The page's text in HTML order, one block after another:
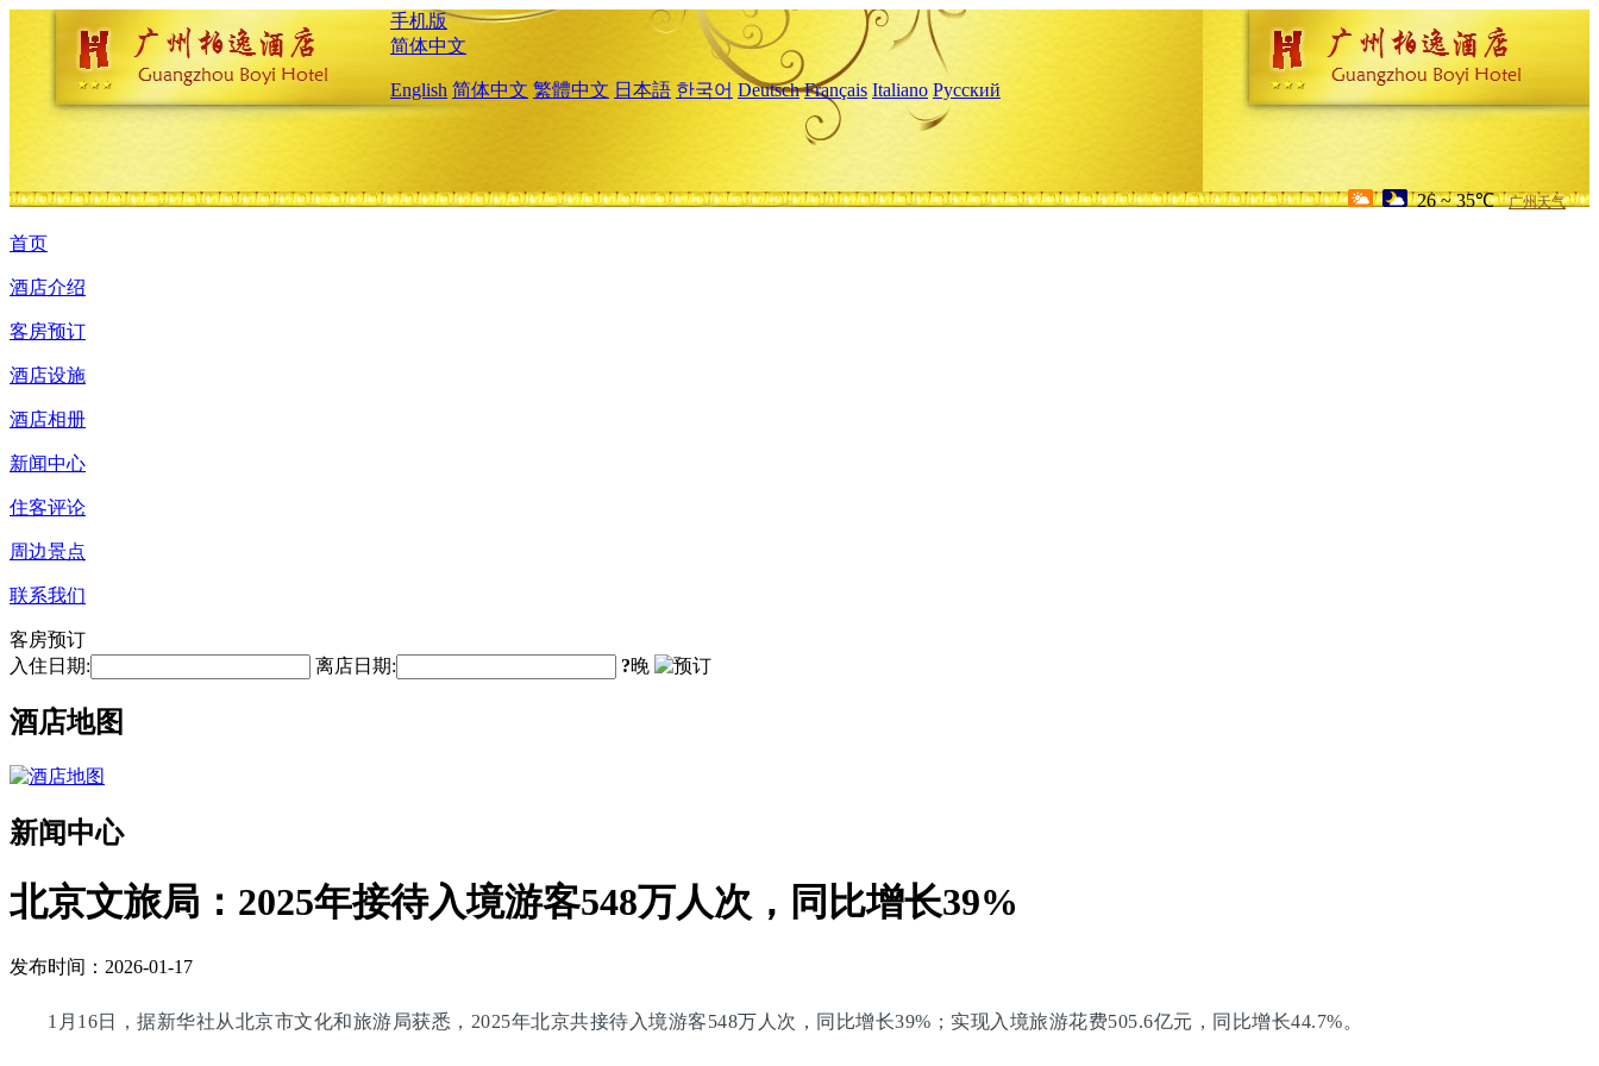
手机版
简体中文
English 简体中文 繁體中文 日本語 한국어 Deutsch Français Italiano Русский
26 ~ 35℃ 广州天气
首页
酒店介绍
客房预订
酒店设施
酒店相册
新闻中心
住客评论
周边景点
联系我们
客房预订
入住日期:
离店日期: ?晚
酒店地图
新闻中心
北京文旅局：2025年接待入境游客548万人次，同比增长39%
发布时间：2026-01-17
1月16日，据新华社从北京市文化和旅游局获悉，2025年北京共接待入境游客548万人次，同比增长39%；实现入境旅游花费505.6亿元，同比增长44.7%。